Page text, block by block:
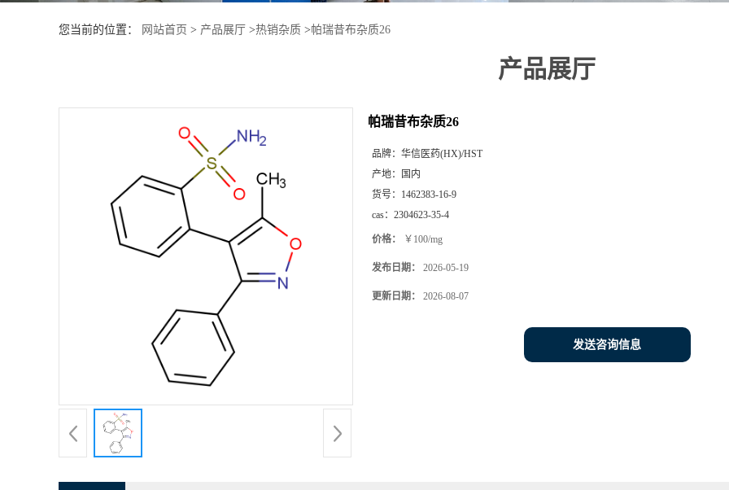
您当前的位置： 网站首页 > 产品展厅 >热销杂质 >帕瑞昔布杂质26
产品展厅
帕瑞昔布杂质26
品牌： 华信医药(HX)/HST
产地：
国内
货号： 1462383-16-9
cas： 2304623-35-4
价格： ￥100/mg
发布日期： 2026-05-19
更新日期： 2026-08-07
发送咨询信息